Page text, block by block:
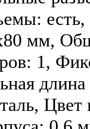
мм,
1,